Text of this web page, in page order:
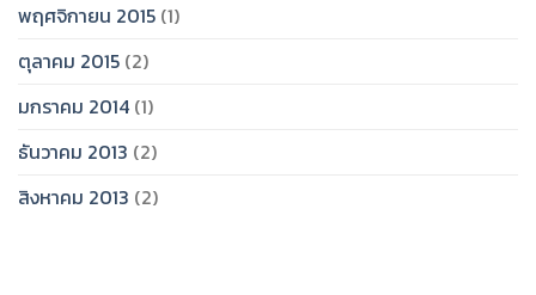
พฤศจิกายน 2015 (1)
ตุลาคม 2015 (2)
มกราคม 2014 (1)
ธันวาคม 2013 (2)
สิงหาคม 2013 (2)